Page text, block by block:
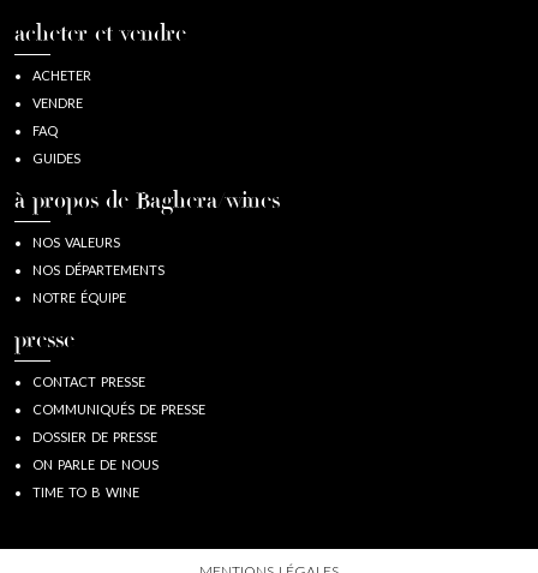
acheter et vendre
ACHETER
VENDRE
FAQ
GUIDES
à propos de Baghera/wines
NOS VALEURS
NOS DÉPARTEMENTS
NOTRE ÉQUIPE
presse
CONTACT PRESSE
COMMUNIQUÉS DE PRESSE
DOSSIER DE PRESSE
ON PARLE DE NOUS
TIME TO B WINE